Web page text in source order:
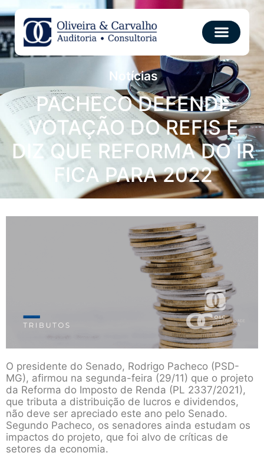
Notícias
PACHECO DEFENDE
VOTAÇÃO DO REFIS E
DIZ QUE REFORMA DO IR
FICA PARA 2022
O presidente do Senado, Rodrigo Pacheco (PSD-
MG), afirmou na segunda-feira (29/11) que o projeto
da Reforma do Imposto de Renda (PL 2337/2021),
que tributa a distribuição de lucros e dividendos,
não deve ser apreciado este ano pelo Senado.
Segundo Pacheco, os senadores ainda estudam os
impactos do projeto, que foi alvo de críticas de
setores da economia.